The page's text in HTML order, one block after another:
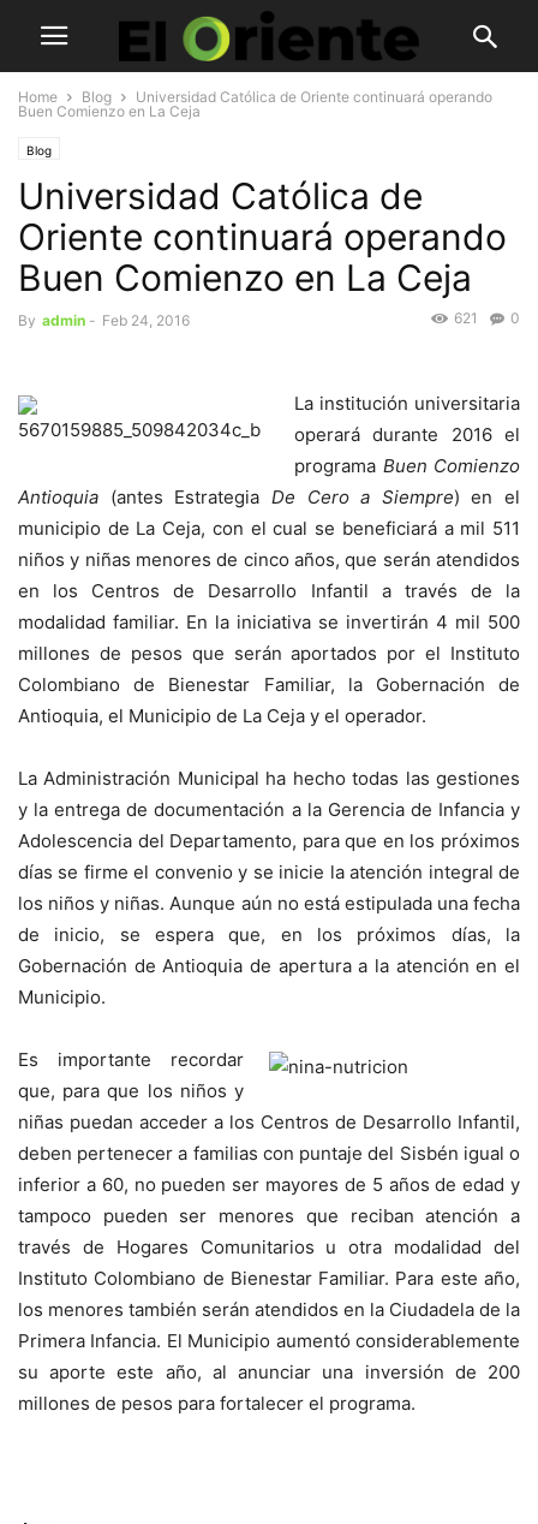
Home Blog
Universidad Católica de Oriente continuará operando
Buen Comienzo en La Ceja
Blog
Universidad Católica de
Oriente continuará operando
Buen Comienzo en La Ceja
By admin - Feb 24, 2016 0
621
La institución universitaria
operará durante 2016 el
programa Buen Comienzo
Antioquia (antes Estrategia De Cero a Siempre) en el
municipio de La Ceja, con el cual se beneficiará a mil 511
niños y niñas menores de cinco años, que serán atendidos
en los Centros de Desarrollo Infantil a través de la
modalidad familiar. En la iniciativa se invertirán 4 mil 500
millones de pesos que serán aportados por el Instituto
Colombiano de Bienestar Familiar, la Gobernación de
Antioquia, el Municipio de La Ceja y el operador.
La Administración Municipal ha hecho todas las gestiones
y la entrega de documentación a la Gerencia de Infancia y
Adolescencia del Departamento, para que en los próximos
días se firme el convenio y se inicie la atención integral de
los niños y niñas. Aunque aún no está estipulada una fecha
de inicio, se espera que, en los próximos días, la
Gobernación de Antioquia de apertura a la atención en el
Municipio.
Es importante recordar
que, para que los niños y
niñas puedan acceder a los Centros de Desarrollo Infantil,
deben pertenecer a familias con puntaje del Sisbén igual o
inferior a 60, no pueden ser mayores de 5 años de edad y
tampoco pueden ser menores que reciban atención a
través de Hogares Comunitarios u otra modalidad del
Instituto Colombiano de Bienestar Familiar. Para este año,
los menores también serán atendidos en la Ciudadela de la
Primera Infancia. El Municipio aumentó considerablemente
su aporte este año, al anunciar una inversión de 200
millones de pesos para fortalecer el programa.